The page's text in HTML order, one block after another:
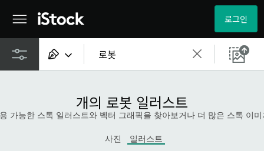
로그인
이미지
개의 로봇 일러스트
가능한 스톡 일러스트와 벡터 그래픽을 찾아보거나 더 많은 스톡 이
사진 일러스트